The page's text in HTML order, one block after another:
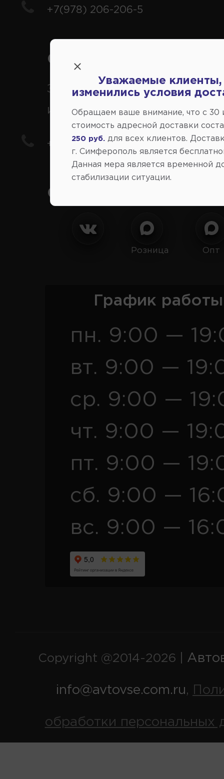
+7(978) 206-206-5
Справочный центр:
Заказ шин, дисков,
иномарки
+7(978) 206-206-8
Социальные сети:
Розница Опт
График
пн. 9:00 —
вт. 9:00 —
ср. 9:00 —
чт. 9:00 —
пт. 9:00 —
сб. 9:00 —
вс. 9:00 —
Copyright @2014-2026 |
info@avtovse.com.ru,
обработки персональных
Уважаемые клиенты,
изменились условия
Обращаем ваше внимание, что c 30
стоимость адресной доставки
250 руб. для всех клиентов.
г. Симферополь является
Данная мера является временной
стабилизации ситуации.